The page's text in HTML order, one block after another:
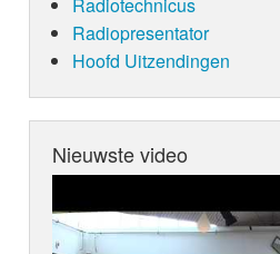
Radiopresentator
Hoofd Uitzendingen
Nieuwste video